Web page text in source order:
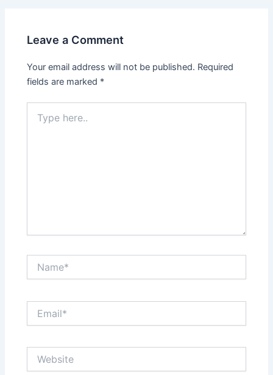
Leave a Comment
Your email address will not be published. Required
fields are marked *
here..